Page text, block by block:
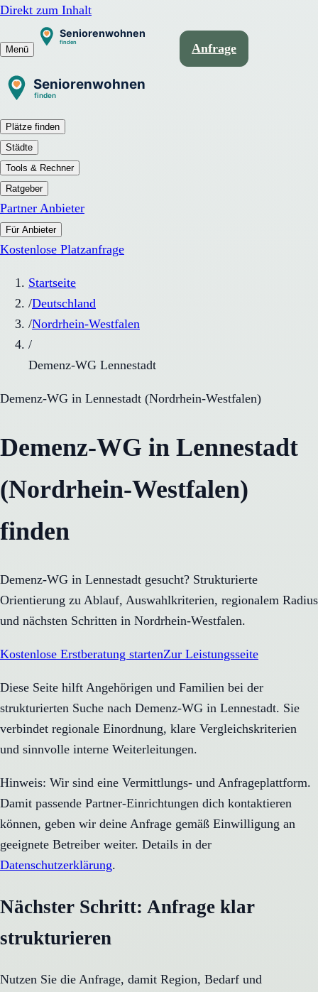
Direkt zum Inhalt
Menü Anfrage
Plätze finden
Städte
Tools & Rechner
Ratgeber
Partner Anbieter
Für Anbieter
Kostenlose Platzanfrage
Startseite
/Deutschland
/Nordrhein-Westfalen
/
Demenz-WG Lennestadt
Demenz-WG in Lennestadt (Nordrhein-Westfalen)
Demenz-WG in Lennestadt
(Nordrhein-Westfalen)
finden
Demenz-WG in Lennestadt gesucht? Strukturierte
Orientierung zu Ablauf, Auswahlkriterien, regionalem Radius
und nächsten Schritten in Nordrhein-Westfalen.
Kostenlose Erstberatung startenZur Leistungsseite
Diese Seite hilft Angehörigen und Familien bei der
strukturierten Suche nach Demenz-WG in Lennestadt. Sie
verbindet regionale Einordnung, klare Vergleichskriterien
und sinnvolle interne Weiterleitungen.
Hinweis: Wir sind eine Vermittlungs- und Anfrageplattform.
Damit passende Partner-Einrichtungen dich kontaktieren
können, geben wir deine Anfrage gemäß Einwilligung an
geeignete Betreiber weiter. Details in der
Datenschutzerklärung.
Nächster Schritt: Anfrage klar
strukturieren
Nutzen Sie die Anfrage, damit Region, Bedarf und